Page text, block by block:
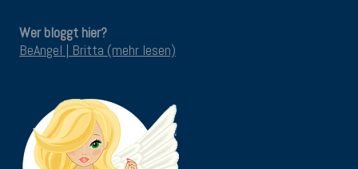
Wer bloggt hier?
BeAngel | Britta (mehr lesen)